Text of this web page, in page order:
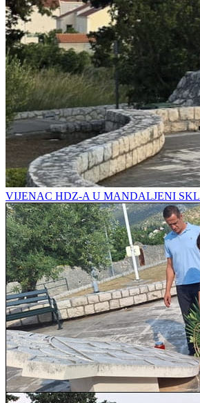
VIJENAC HDZ-A U MANDALJENI